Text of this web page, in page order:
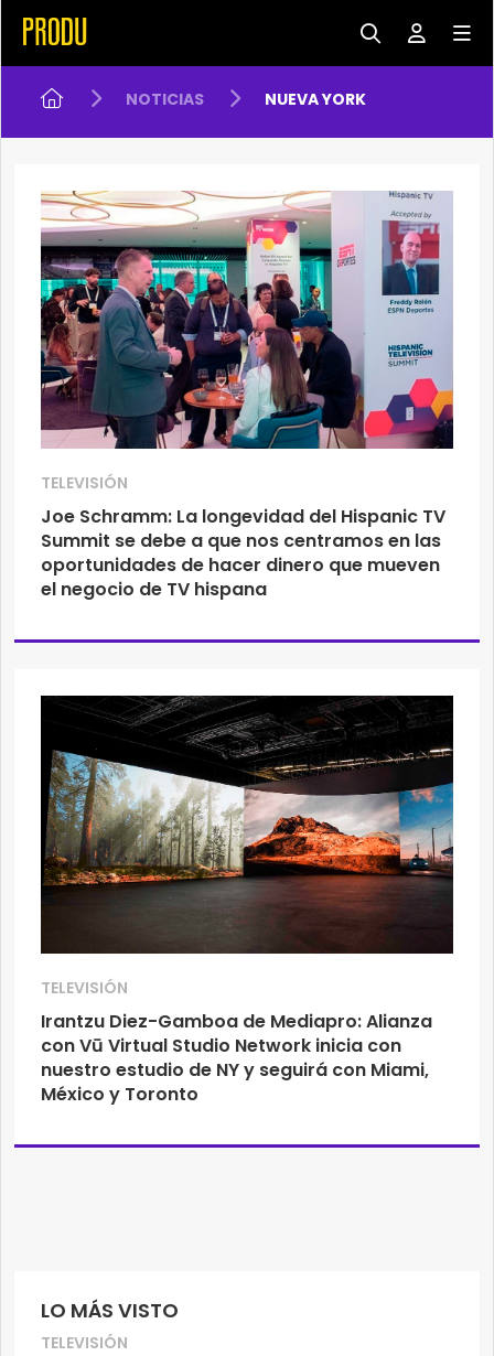
NOTICIAS NUEVA YORK
LO MÁS VISTO
TELEVISIÓN
TELEVISIÓN
Joe Schramm: La longevidad del Hispanic TV
Summit se debe a que nos centramos en las
oportunidades de hacer dinero que mueven
el negocio de TV hispana
TELEVISIÓN
Irantzu Diez-Gamboa de Mediapro: Alianza
con Vū Virtual Studio Network inicia con
nuestro estudio de NY y seguirá con Miami,
México y Toronto